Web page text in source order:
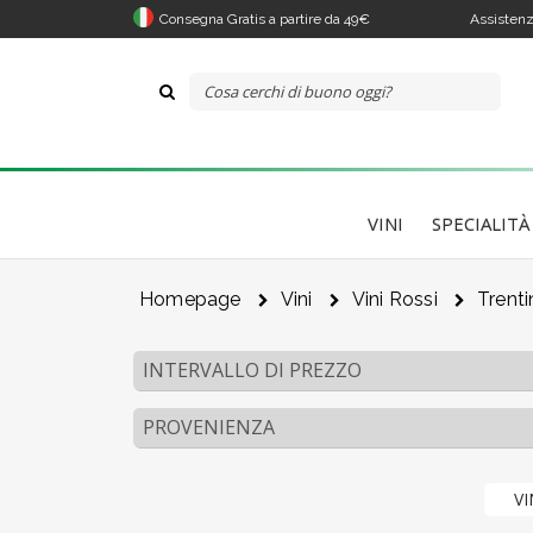
Consegna Gratis a partire da 49€
VINI SPECIALITÀ
Homepage Vini Vini Rossi
INTERVALLO DI PREZZO
PROVENIENZA
Il